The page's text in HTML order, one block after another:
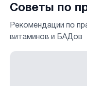
Советы по
Рекомендации по
витаминов и БАДов